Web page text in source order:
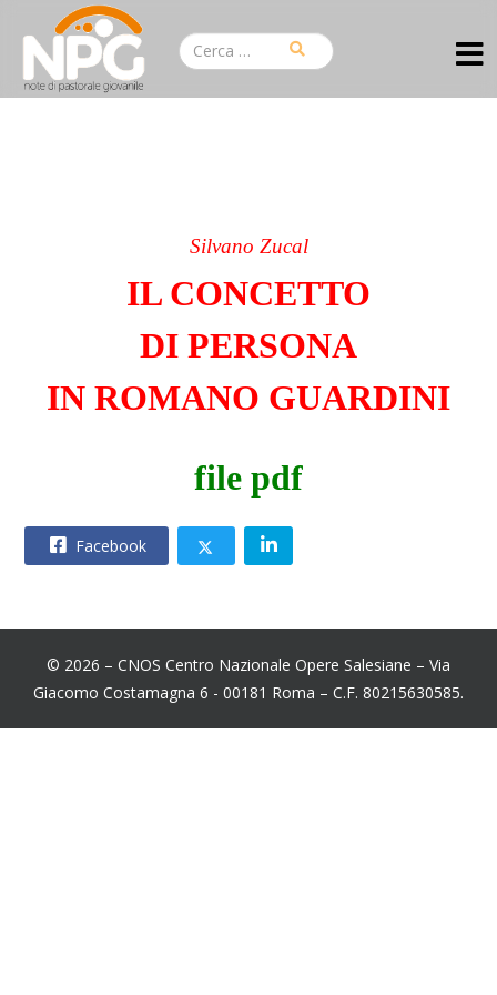
Silvano Zucal
IL CONCETTO
DI PERSONA
IN ROMANO GUARDINI
file pdf
Facebook
© 2026 – CNOS Centro Nazionale Opere Salesiane – Via
Giacomo Costamagna 6 - 00181 Roma – C.F. 80215630585.